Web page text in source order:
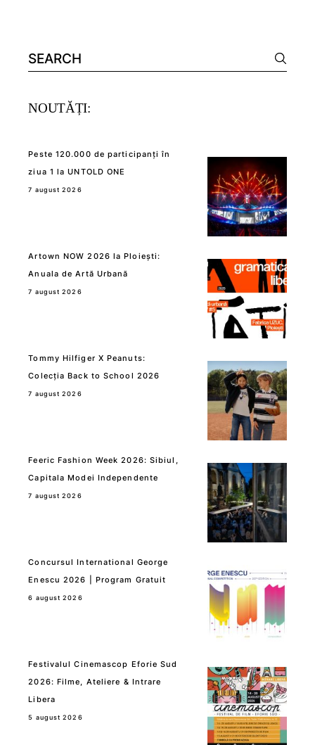
Search
for:
NOUTĂȚI:
Peste 120.000 de participanți în
ziua 1 la UNTOLD ONE
7 august 2026
Artown NOW 2026 la Ploiești:
Anuala de Artă Urbană
7 august 2026
Tommy Hilfiger X Peanuts:
Colecția Back to School 2026
7 august 2026
Feeric Fashion Week 2026: Sibiul,
Capitala Modei Independente
7 august 2026
Concursul International George
Enescu 2026 | Program Gratuit
6 august 2026
Festivalul Cinemascop Eforie Sud
2026: Filme, Ateliere & Intrare
Libera
5 august 2026